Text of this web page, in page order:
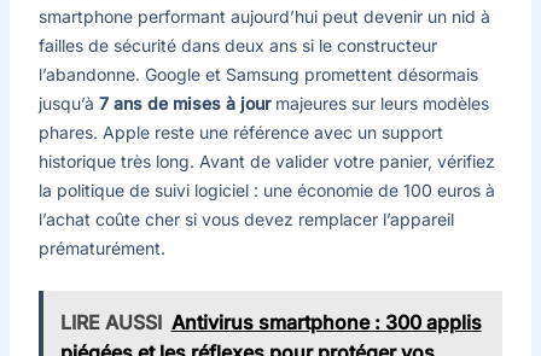
smartphone performant aujourd’hui peut devenir un nid à
failles de sécurité dans deux ans si le constructeur
l’abandonne. Google et Samsung promettent désormais
jusqu’à 7 ans de mises à jourmajeures sur leurs modèles
phares. Apple reste une référence avec un support
historique très long. Avant de valider votre panier, vérifiez
la politique de suivi logiciel : une économie de 100 euros à
l’achat coûte cher si vous devez remplacer l’appareil
prématurément.
LIRE AUSSI Antivirus smartphone : 300 applis